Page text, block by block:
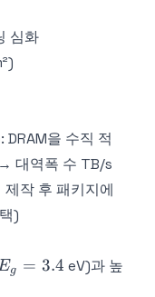
심화
: DRAM을 수직 적
대역폭 수 TB/s
작 후 패키지에
)
E_g
g = 3.4 eV)과 높